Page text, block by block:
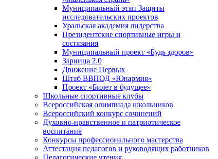
Муниципальный этап Защиты
исследовательских проектов
Уральская академия лидерства
Президентские спортивные игры и
состязания
Муниципальный проект «Будь здоров»
Зарница 2.0
Движение Первых
Штаб ВВПОД «Юнармия»
Проект «Билет в будущее»
Школьные спортивные клубы
Всероссийская олимпиада школьников
Всероссийский конкурс сочинений
Духовно-нравственное и патриотическое
воспитание
Конкурсы профессионального мастерства
Аттестация педагогов и руководящих работников